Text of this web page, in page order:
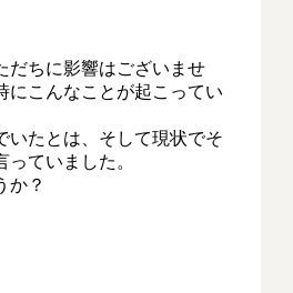
だちに影響はございませ
にこんなことが起こってい
いたとは、そして現状でそ
ていました。
か？